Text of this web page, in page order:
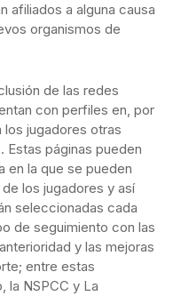
afiliados a alguna causa
organismos de
de las redes
con perfiles en, por
jugadores otras
Estas páginas pueden
en la que se pueden
los jugadores y así
seleccionadas cada
de seguimiento con las
y las mejoras
entre estas
la NSPCC y La